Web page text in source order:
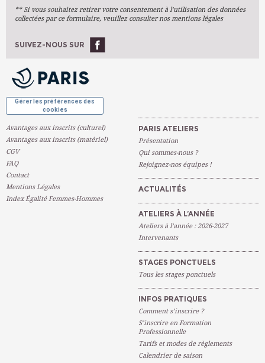
Arts Numériques
Ateliers À L'année
** Si vous souhaitez retirer votre consentement à l’utilisation des données
collectées par ce formulaire, veuillez consulter nos mentions légales
SUIVEZ-NOUS SUR
Gérer les préférences des
cookies
Avantages aux inscrits (culturel)
Avantages aux inscrits (matériel)
CGV
FAQ
Contact
Mentions Légales
Index Égalité Femmes-Hommes
PARIS ATELIERS
Présentation
Qui sommes-nous ?
Rejoignez-nos équipes !
ACTUALITÉS
ATELIERS À L’ANNÉE
Ateliers à l’année : 2026-2027
Intervenants
STAGES PONCTUELS
Tous les stages ponctuels
INFOS PRATIQUES
Comment s’inscrire ?
S’inscrire en Formation
Professionnelle
Tarifs et modes de règlements
Calendrier de saison